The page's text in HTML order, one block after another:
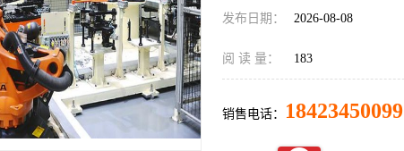
发布日期： 2026-08-08
阅 读 量： 183
销售电话： 18423450099